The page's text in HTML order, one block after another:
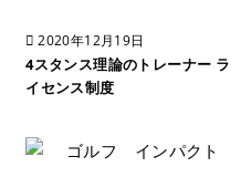
2020年12月19日
4スタンス理論のトレーナー ラ
イセンス制度